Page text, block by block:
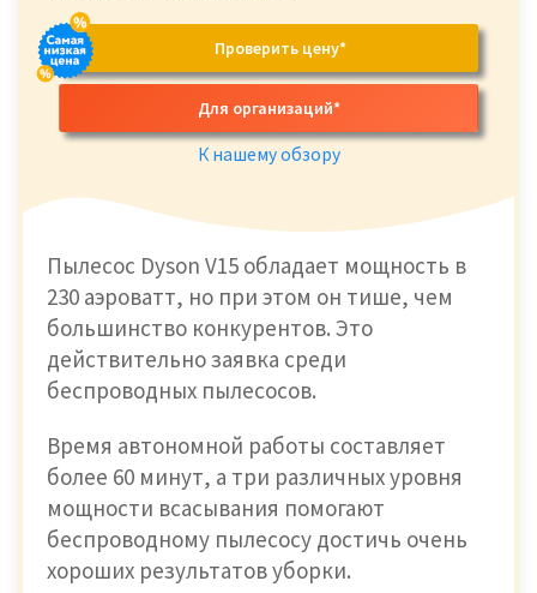
Проверить цену*
Для организаций*
К нашему обзору
Пылесос Dyson V15 обладает мощность в
230 аэроватт, но при этом он тише, чем
большинство конкурентов. Это
действительно заявка среди
беспроводных пылесосов.
Время автономной работы составляет
более 60 минут, а три различных уровня
мощности всасывания помогают
беспроводному пылесосу достичь очень
хороших результатов уборки.